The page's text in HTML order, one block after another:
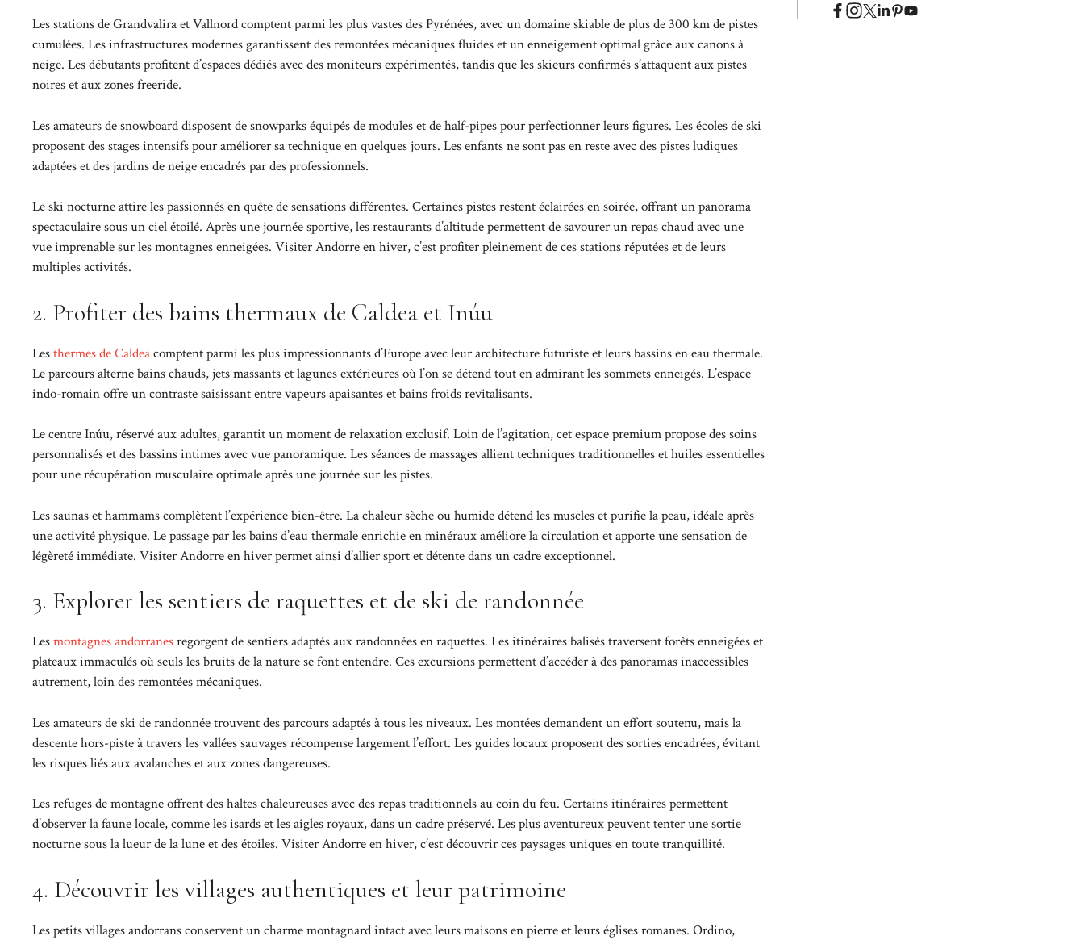
Les stations de Grandvalira et Vallnord comptent parmi les plus vastes des Pyrénées, avec un domaine skiable de plus de 300 km de pistes
cumulées. Les infrastructures modernes garantissent des remontées mécaniques fluides et un enneigement optimal grâce aux canons à
neige. Les débutants profitent d’espaces dédiés avec des moniteurs expérimentés, tandis que les skieurs confirmés s’attaquent aux pistes
noires et aux zones freeride.
Les amateurs de snowboard disposent de snowparks équipés de modules et de half-pipes pour perfectionner leurs figures. Les écoles de ski
proposent des stages intensifs pour améliorer sa technique en quelques jours. Les enfants ne sont pas en reste avec des pistes ludiques
adaptées et des jardins de neige encadrés par des professionnels.
Le ski nocturne attire les passionnés en quête de sensations différentes. Certaines pistes restent éclairées en soirée, offrant un panorama
spectaculaire sous un ciel étoilé. Après une journée sportive, les restaurants d’altitude permettent de savourer un repas chaud avec une
vue imprenable sur les montagnes enneigées. Visiter Andorre en hiver, c’est profiter pleinement de ces stations réputées et de leurs
multiples activités.
2. Profiter des bains thermaux de Caldea et Inúu
Lesthermes de Caldeacomptent parmi les plus impressionnants d’Europe avec leur architecture futuriste et leurs bassins en eau thermale.
Le parcours alterne bains chauds, jets massants et lagunes extérieures où l’on se détend tout en admirant les sommets enneigés. L’espace
indo-romain offre un contraste saisissant entre vapeurs apaisantes et bains froids revitalisants.
Le centre Inúu, réservé aux adultes, garantit un moment de relaxation exclusif. Loin de l’agitation, cet espace premium propose des soins
personnalisés et des bassins intimes avec vue panoramique. Les séances de massages allient techniques traditionnelles et huiles essentielles
pour une récupération musculaire optimale après une journée sur les pistes.
Les saunas et hammams complètent l’expérience bien-être. La chaleur sèche ou humide détend les muscles et purifie la peau, idéale après
une activité physique. Le passage par les bains d’eau thermale enrichie en minéraux améliore la circulation et apporte une sensation de
légèreté immédiate. Visiter Andorre en hiver permet ainsi d’allier sport et détente dans un cadre exceptionnel.
3. Explorer les sentiers de raquettes et de ski de randonnée
Lesmontagnes andorranesregorgent de sentiers adaptés aux randonnées en raquettes. Les itinéraires balisés traversent forêts enneigées et
plateaux immaculés où seuls les bruits de la nature se font entendre. Ces excursions permettent d’accéder à des panoramas inaccessibles
autrement, loin des remontées mécaniques.
Les amateurs de ski de randonnée trouvent des parcours adaptés à tous les niveaux. Les montées demandent un effort soutenu, mais la
descente hors-piste à travers les vallées sauvages récompense largement l’effort. Les guides locaux proposent des sorties encadrées, évitant
les risques liés aux avalanches et aux zones dangereuses.
Les refuges de montagne offrent des haltes chaleureuses avec des repas traditionnels au coin du feu. Certains itinéraires permettent
d’observer la faune locale, comme les isards et les aigles royaux, dans un cadre préservé. Les plus aventureux peuvent tenter une sortie
nocturne sous la lueur de la lune et des étoiles. Visiter Andorre en hiver, c’est découvrir ces paysages uniques en toute tranquillité.
4. Découvrir les villages authentiques et leur patrimoine
Les petits villages andorrans conservent un charme montagnard intact avec leurs maisons en pierre et leurs églises romanes. Ordino,